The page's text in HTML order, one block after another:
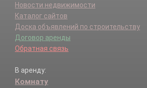
Новости недвижимости
Каталог сайтов
Доска объявлений по строительству
Договор аренды
Обратная связь
В аренду:
Комнату